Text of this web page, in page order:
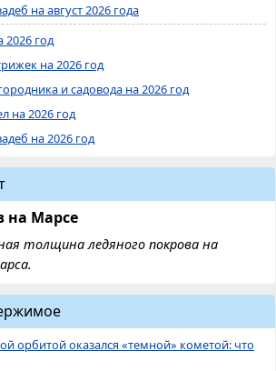
на август 2026 года
год
на 2026 год
и садовода на 2026 год
на 2026 год
на 2026 год
на Марсе
толщина ледяного покрова на
орбитой оказался «темной» кометой: что